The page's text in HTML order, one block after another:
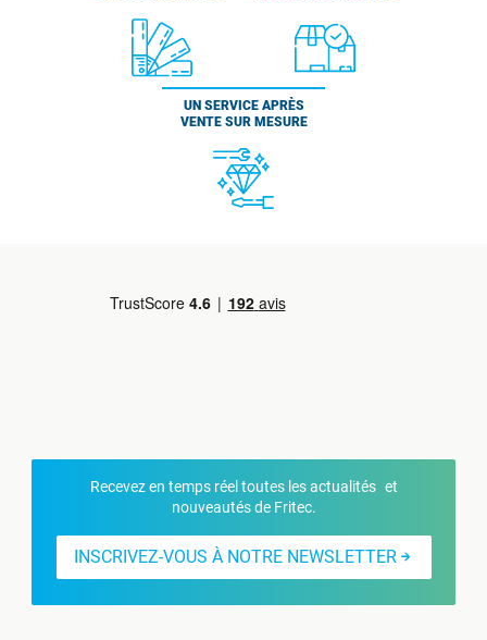
UN SERVICE APRÈS
VENTE SUR MESURE
Recevez en temps réel toutes les actualités et
nouveautés de Fritec.
INSCRIVEZ-VOUS À NOTRE NEWSLETTER